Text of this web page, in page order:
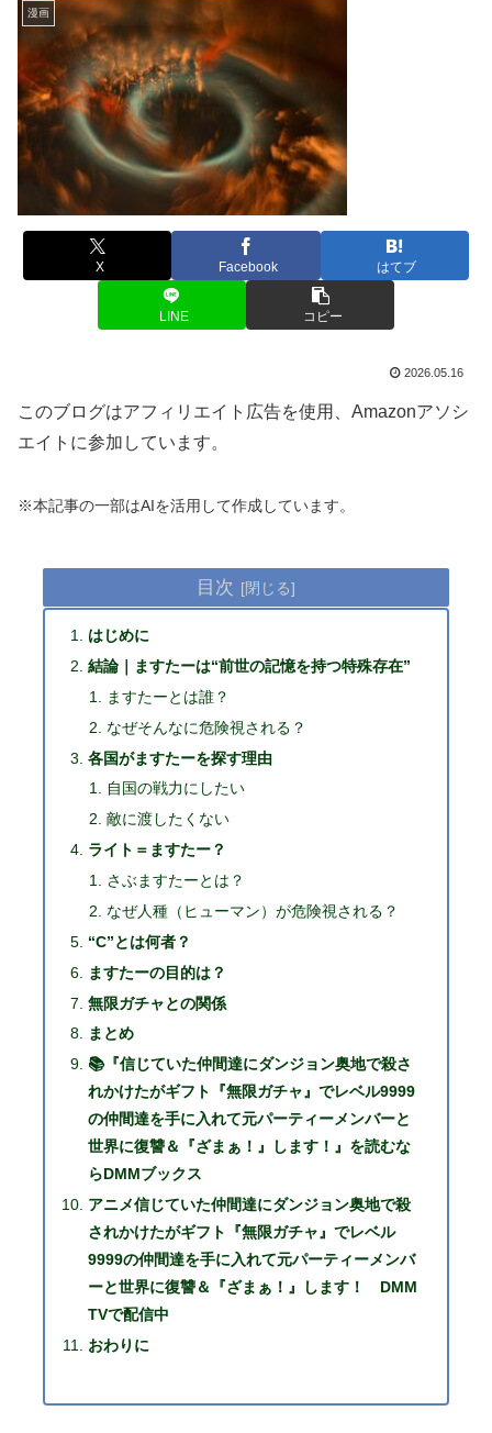
漫画
X Facebook はてブ
LINE コピー
2026.05.16
このブログはアフィリエイト広告を使用、Amazonアソシ
エイトに参加しています。
※本記事の一部はAIを活用して作成しています。
目次
はじめに
結論｜ますたーは“前世の記憶を持つ特殊存在”
ますたーとは誰？
なぜそんなに危険視される？
各国がますたーを探す理由
自国の戦力にしたい
敵に渡したくない
ライト＝ますたー？
さぶますたーとは？
なぜ人種（ヒューマン）が危険視される？
“C”とは何者？
ますたーの目的は？
無限ガチャとの関係
まとめ
📚『信じていた仲間達にダンジョン奥地で殺さ
れかけたがギフト『無限ガチャ』でレベル9999
の仲間達を手に入れて元パーティーメンバーと
世界に復讐＆『ざまぁ！』します！』を読むな
らDMMブックス
アニメ信じていた仲間達にダンジョン奥地で殺
されかけたがギフト『無限ガチャ』でレベル
9999の仲間達を手に入れて元パーティーメンバ
ーと世界に復讐＆『ざまぁ！』します！ DMM
TVで配信中
おわりに